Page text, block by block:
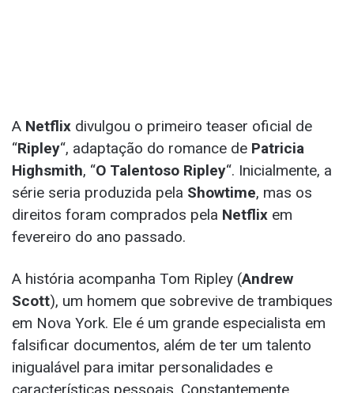
A Netflix divulgou o primeiro teaser oficial de
“Ripley“, adaptação do romance de Patricia
Highsmith, “O Talentoso Ripley“. Inicialmente, a
série seria produzida pela Showtime, mas os
direitos foram comprados pela Netflix em
fevereiro do ano passado.
A história acompanha Tom Ripley (Andrew
Scott), um homem que sobrevive de trambiques
em Nova York. Ele é um grande especialista em
falsificar documentos, além de ter um talento
inigualável para imitar personalidades e
características pessoais. Constantemente